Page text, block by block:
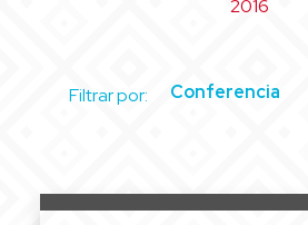
2016
Filtrar por: Conferencia